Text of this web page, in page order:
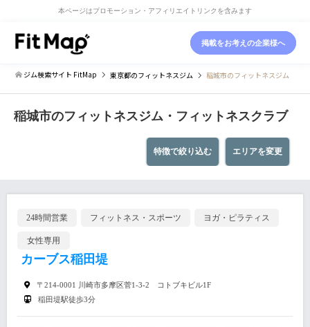
本ページはプロモーション・アフィリエイトリンクを含みます
掲載をお考えの企業様へ
ジム検索サイト FitMap 東京都のフィットネスジム 稲城市のフィットネスジム
稲城市のフィットネスジム・フィットネスクラブ
エリアを変更
特徴で絞り込む
24時間営業 フィットネス・スポーツ ヨガ・ピラティス
女性専用
カーブス稲田堤
〒214-0001 川崎市多摩区菅1-3-2 コトブキビル1F
稲田堤駅徒歩3分